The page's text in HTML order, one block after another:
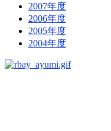
2007年度
2006年度
2005年度
2004年度